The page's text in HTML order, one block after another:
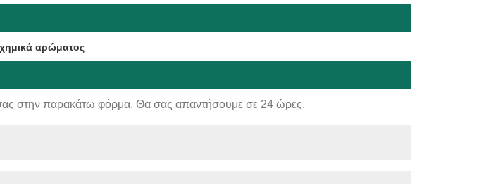
χημικά αρώματος
στην παρακάτω φόρμα. Θα σας απαντήσουμε σε 24 ώρες.